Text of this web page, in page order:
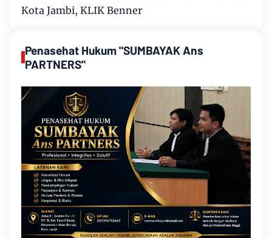
Kota Jambi, KLIK Benner
Penasehat Hukum "SUMBAYAK Ans
PARTNERS"